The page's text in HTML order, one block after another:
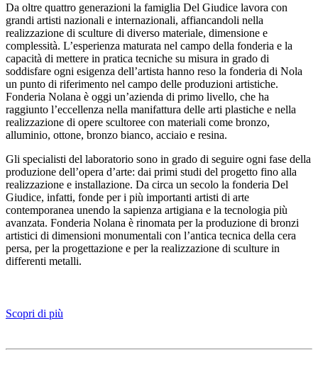
Da oltre quattro generazioni la famiglia Del Giudice lavora con
grandi artisti nazionali e internazionali, affiancandoli nella
realizzazione di sculture di diverso materiale, dimensione e
complessità. L’esperienza maturata nel campo della fonderia e la
capacità di mettere in pratica tecniche su misura in grado di
soddisfare ogni esigenza dell’artista hanno reso la fonderia di Nola
un punto di riferimento nel campo delle produzioni artistiche.
Fonderia Nolana è oggi un’azienda di primo livello, che ha
raggiunto l’eccellenza nella manifattura delle arti plastiche e nella
realizzazione di opere scultoree con materiali come bronzo,
alluminio, ottone, bronzo bianco, acciaio e resina.
Gli specialisti del laboratorio sono in grado di seguire ogni fase della
produzione dell’opera d’arte: dai primi studi del progetto fino alla
realizzazione e installazione. Da circa un secolo la fonderia Del
Giudice, infatti, fonde per i più importanti artisti di arte
contemporanea unendo la sapienza artigiana e la tecnologia più
avanzata. Fonderia Nolana è rinomata per la produzione di bronzi
artistici di dimensioni monumentali con l’antica tecnica della cera
persa, per la progettazione e per la realizzazione di sculture in
differenti metalli.
Scopri di più